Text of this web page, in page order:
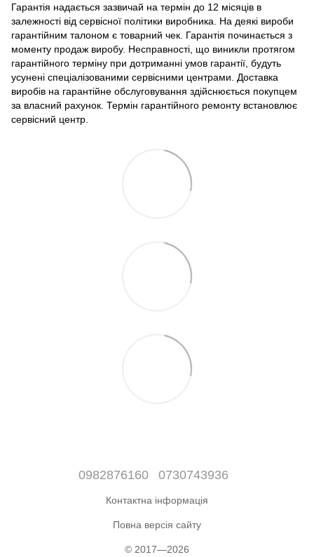
Гарантія надається зазвичай на термін до 12 місяців в
залежності від сервісної політики виробника. На деякі вироби
гарантійним талоном є товарний чек. Гарантія починається з
моменту продаж виробу. Несправності, що виникли протягом
гарантійного терміну при дотриманні умов гарантії, будуть
усунені спеціалізованими сервісними центрами. Доставка
виробів на гарантійне обслуговування здійснюється покупцем
за власний рахунок. Термін гарантійного ремонту встановлює
сервісний центр.
0982876160 0730743936
Контактна інформація
Повна версія сайту
© 2017—2026